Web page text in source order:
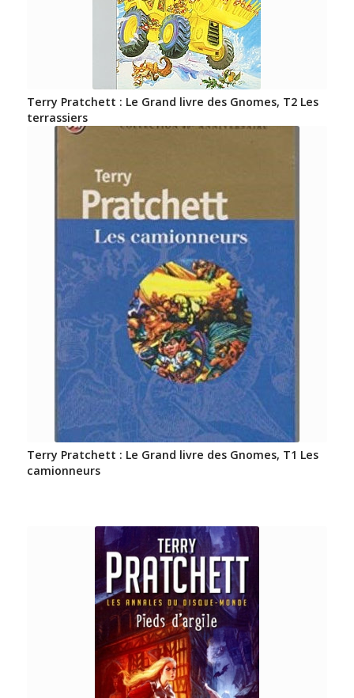
Terry Pratchett : Le Grand livre des Gnomes, T2 Les
terrassiers
Terry Pratchett : Le Grand livre des Gnomes, T1 Les
camionneurs